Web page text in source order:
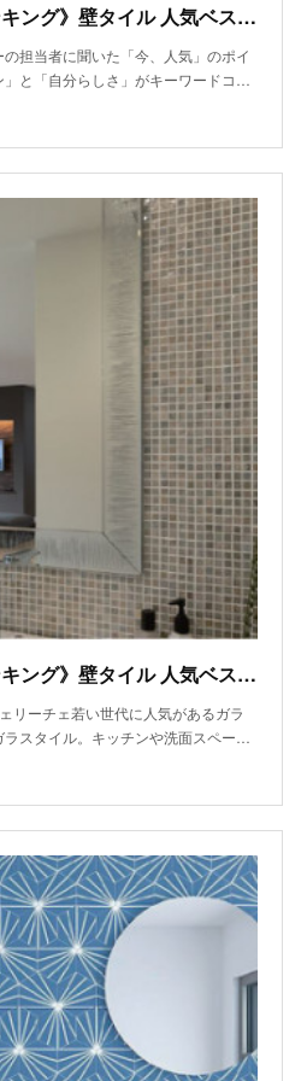
《5社別 売れ筋ランキング》壁タイル 人気ベスト3～名古屋モザイク工業
担当者に聞いた「今、人気」のポイ
」と「自分らしさ」がキーワードコ…
《5社別 売れ筋ランキング》壁タイル 人気ベスト3～ダントータイル
リーチェ若い世代に人気があるガラ
ラスタイル。キッチンや洗面スペー…